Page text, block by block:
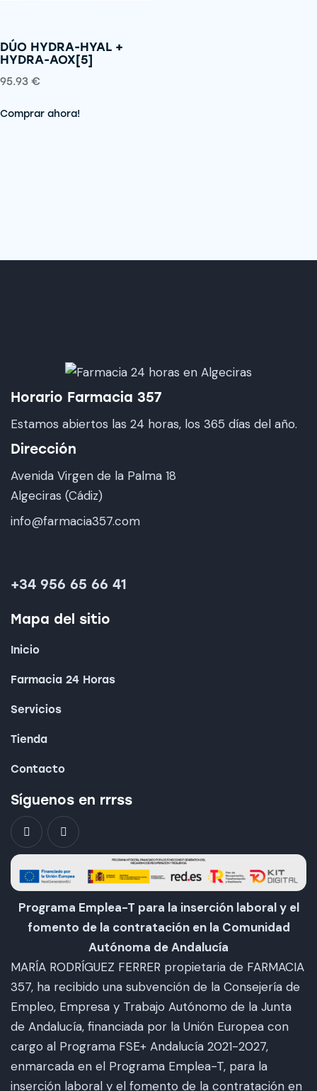
DÚO HYDRA-HYAL +
HYDRA-AOX[5]
95.93 €
Comprar ahora!
Horario Farmacia 357
Estamos abiertos las 24 horas, los 365 días del año.
Dirección
Avenida Virgen de la Palma 18
Algeciras (Cádiz)
info@farmacia357.com
+34 956 65 66 41
Mapa del sitio
Inicio
Farmacia 24 Horas
Servicios
Tienda
Contacto
Síguenos en rrrss
Programa Emplea-T para la inserción laboral y el
fomento de la contratación en la Comunidad
Autónoma de Andalucía
MARÍA RODRÍGUEZ FERRER propietaria de FARMACIA
357, ha recibido una subvención de la Consejería de
Empleo, Empresa y Trabajo Autónomo de la Junta
de Andalucía, financiada por la Unión Europea con
cargo al Programa FSE+ Andalucía 2021-2027,
enmarcada en el Programa Emplea-T, para la
inserción laboral y el fomento de la contratación en